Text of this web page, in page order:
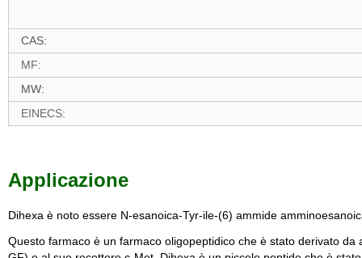
CAS:
MF:
MW:
EINECS:
Applicazione
Dihexa è noto essere N-esanoica-Tyr-ile-(6) ammide
Questo farmaco è un farmaco oligopeptidico che è stato derivato